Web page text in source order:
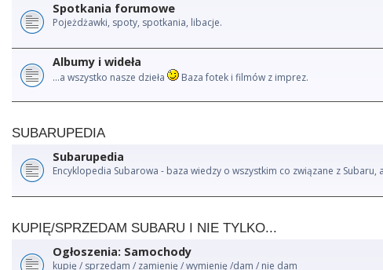
Spotkania forumowe
Pojeżdżawki, spoty, spotkania, libacje.
Albumy i wideła
...a wszystko nasze dzieła Baza fotek i filmów z imprez.
SUBARUPEDIA
Subarupedia
Encyklopedia Subarowa - baza wiedzy o wszystkim co związane z Subaru,
KUPIĘ/SPRZEDAM SUBARU I NIE TYLKO...
Ogłoszenia: Samochody
kupię / sprzedam / zamienię / wymienię /dam / nie dam